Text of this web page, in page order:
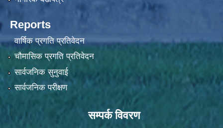
Reports
वार्षिक प्रगति प्रतिवेदन
चौमासिक प्रगति प्रतिवेदन
सार्वजनिक सुनुवाई
सार्वजनिक परीक्षण
सम्पर्क विवरण